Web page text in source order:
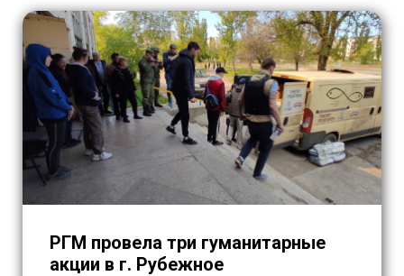
РГМ провела три гуманитарные
акции в г. Рубежное